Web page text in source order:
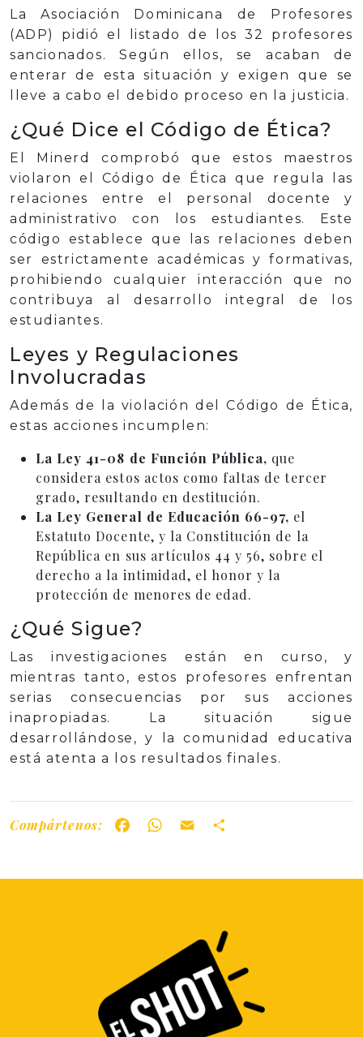
La Asociación Dominicana de Profesores
(ADP) pidió el listado de los 32 profesores
sancionados. Según ellos, se acaban de
enterar de esta situación y exigen que se
lleve a cabo el debido proceso en la justicia.
¿Qué Dice el Código de Ética?
El Minerd comprobó que estos maestros
violaron el Código de Ética que regula las
relaciones entre el personal docente y
administrativo con los estudiantes. Este
código establece que las relaciones deben
ser estrictamente académicas y formativas,
prohibiendo cualquier interacción que no
contribuya al desarrollo integral de los
estudiantes.
Leyes y Regulaciones
Involucradas
Además de la violación del Código de Ética,
estas acciones incumplen:
La Ley 41-08 de Función Pública, que
considera estos actos como faltas de tercer
grado, resultando en destitución.
La Ley General de Educación 66-97, el
Estatuto Docente, y la Constitución de la
República en sus artículos 44 y 56, sobre el
derecho a la intimidad, el honor y la
protección de menores de edad.
¿Qué Sigue?
Las investigaciones están en curso, y
mientras tanto, estos profesores enfrentan
serias consecuencias por sus acciones
inapropiadas. La situación sigue
desarrollándose, y la comunidad educativa
está atenta a los resultados finales.
Compártenos: FacebookWhatsApp
Email